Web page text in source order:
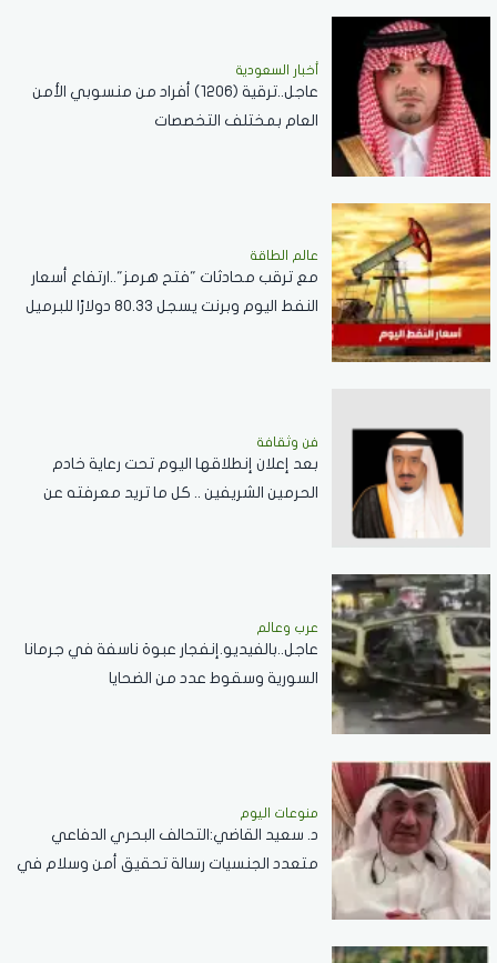
أخبار السعودية
عاجل..ترقية (1206) أفراد من منسوبي الأمن
العام بمختلف التخصصات
عالم الطاقة
مع ترقب محادثات "فتح هرمز"..ارتفاع أسعار
النفط اليوم وبرنت يسجل 80.33 دولارًا للبرميل
فن وثقافة
بعد إعلان إنطلاقها اليوم تحت رعاية خادم
الحرمين الشريفين .. كل ما تريد معرفته عن
عرب وعالم
عاجل..بالفيديو.إنفجار عبوة ناسفة في جرمانا
السورية وسقوط عدد من الضحايا
منوعات اليوم
د. سعيد القاضي:التحالف البحري الدفاعي
متعدد الجنسيات رسالة تحقيق أمن وسلام في